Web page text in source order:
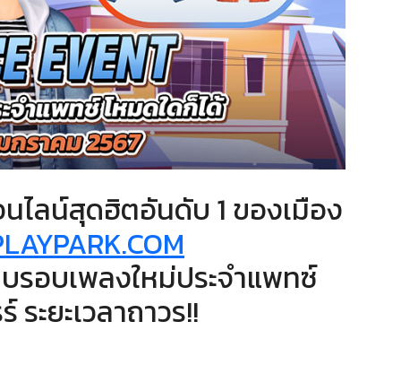
ไลน์สุดฮิตอันดับ 1 ของเมือง
รอบเพลงใหม่ประจำแพทซ์
ระยะเวลาถาวร!!